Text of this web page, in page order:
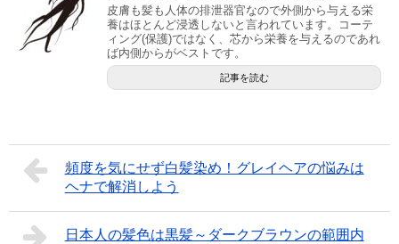
皮膚も髪も人体の排泄器官なので外側から与える栄
養はほとんど浸透しないと言われています。コーテ
ィング(保護)ではなく、芯から栄養を与えるのであれ
ば内側からがベストです。
記事を読む
頻度を気にせず白髪染め！グレイヘアの悩みは
ヘナで解消しよう
日本人の髪色は黒髪～ダークブラウンの範囲内